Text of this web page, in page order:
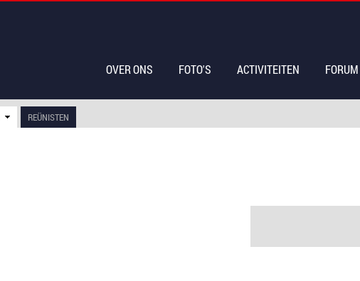
OVER ONS FOTO'S ACTIVITEITEN FORUM
REÜNISTEN